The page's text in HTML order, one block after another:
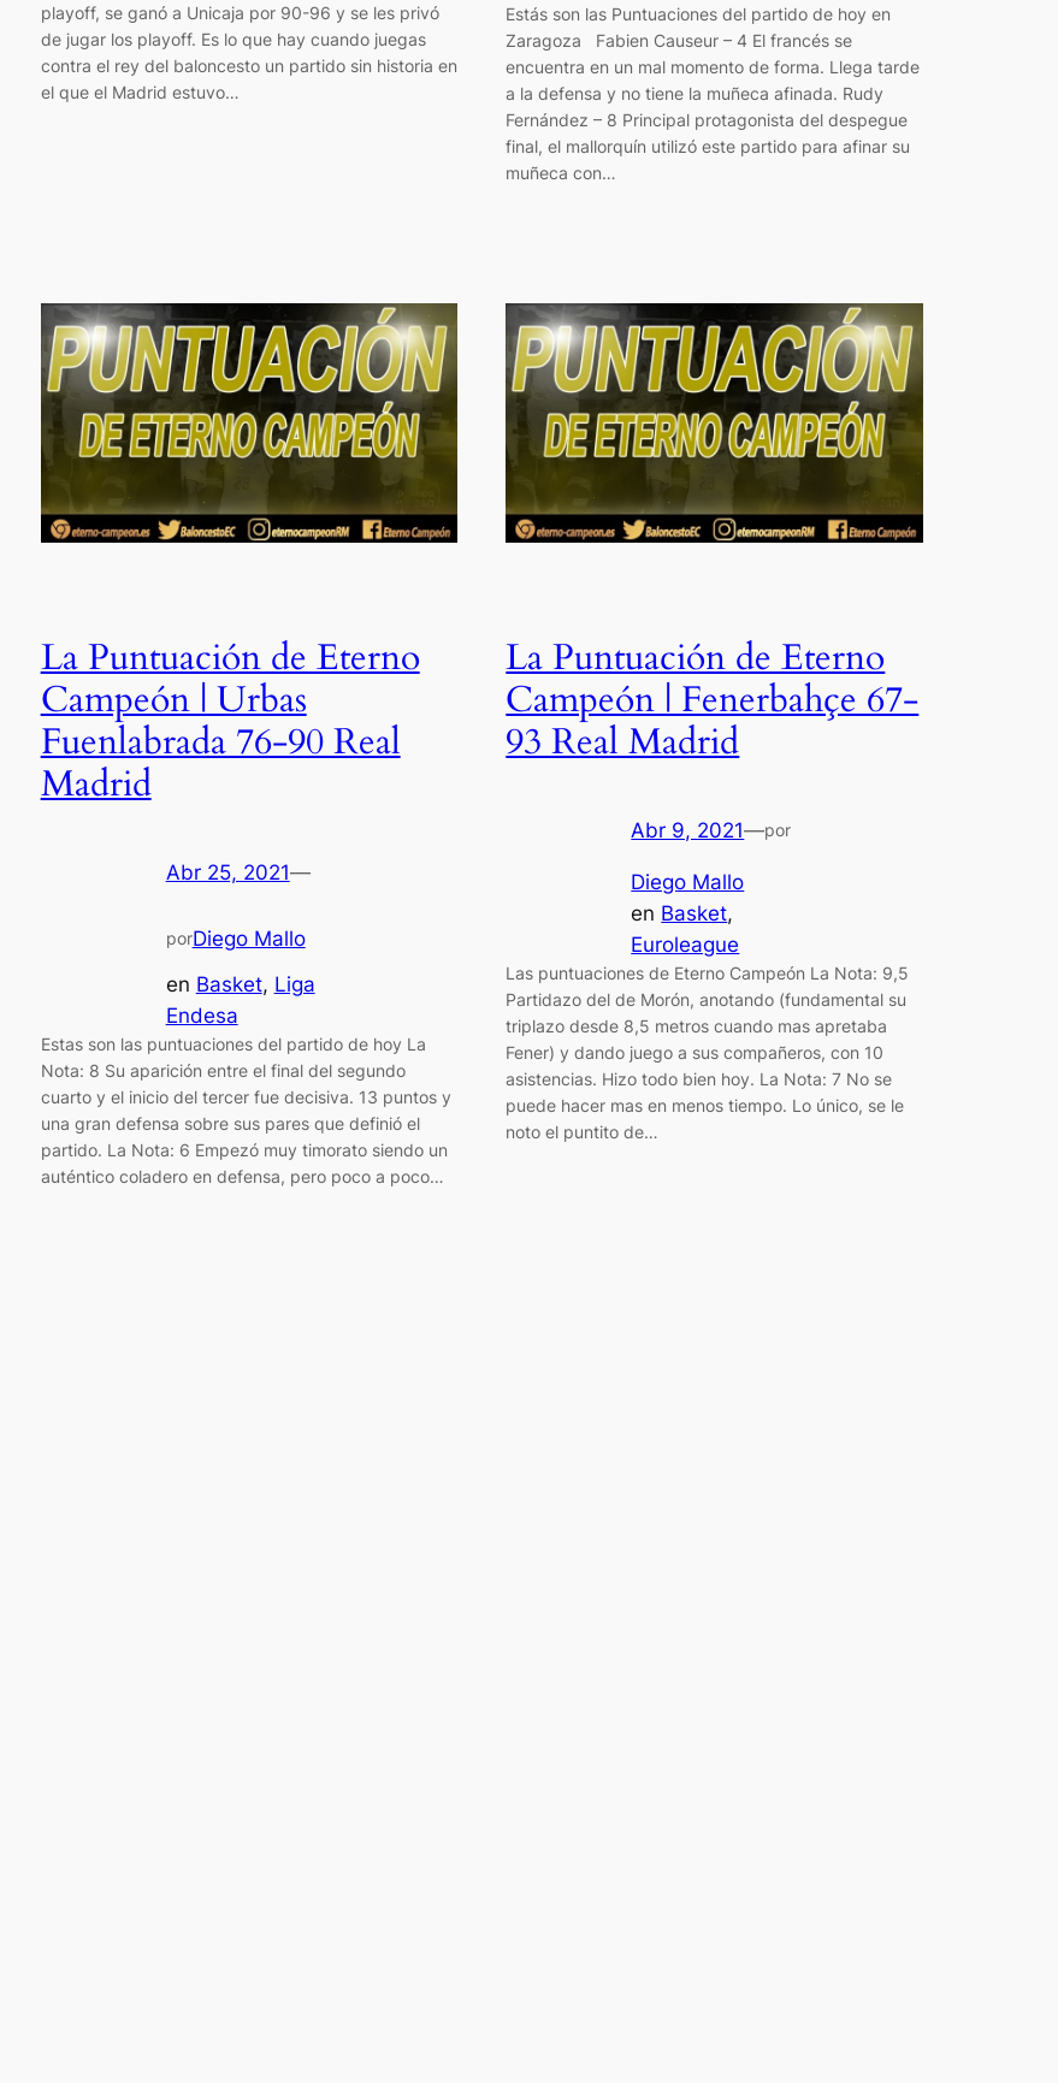
playoff, se ganó a Unicaja por 90-96 y se les privó
de jugar los playoff. Es lo que hay cuando juegas
contra el rey del baloncesto un partido sin historia en
el que el Madrid estuvo…
Estás son las Puntuaciones del partido de hoy en
Zaragoza Fabien Causeur – 4 El francés se
encuentra en un mal momento de forma. Llega tarde
a la defensa y no tiene la muñeca afinada. Rudy
Fernández – 8 Principal protagonista del despegue
final, el mallorquín utilizó este partido para afinar su
muñeca con…
La Puntuación de Eterno
Campeón | Urbas
Fuenlabrada 76-90 Real
Madrid
Abr 25, 2021—
porDiego Mallo
en Basket, Liga
Endesa
Estas son las puntuaciones del partido de hoy La
Nota: 8 Su aparición entre el final del segundo
cuarto y el inicio del tercer fue decisiva. 13 puntos y
una gran defensa sobre sus pares que definió el
partido. La Nota: 6 Empezó muy timorato siendo un
auténtico coladero en defensa, pero poco a poco…
La Puntuación de Eterno
Campeón | Fenerbahçe 67-
93 Real Madrid
Abr 9, 2021—por
Diego Mallo
en Basket
Euroleague
Las puntuaciones de Eterno Campeón La Nota: 9,5
Partidazo del de Morón, anotando (fundamental su
triplazo desde 8,5 metros cuando mas apretaba
Fener) y dando juego a sus compañeros, con 10
asistencias. Hizo todo bien hoy. La Nota: 7 No se
puede hacer mas en menos tiempo. Lo único, se le
noto el puntito de…